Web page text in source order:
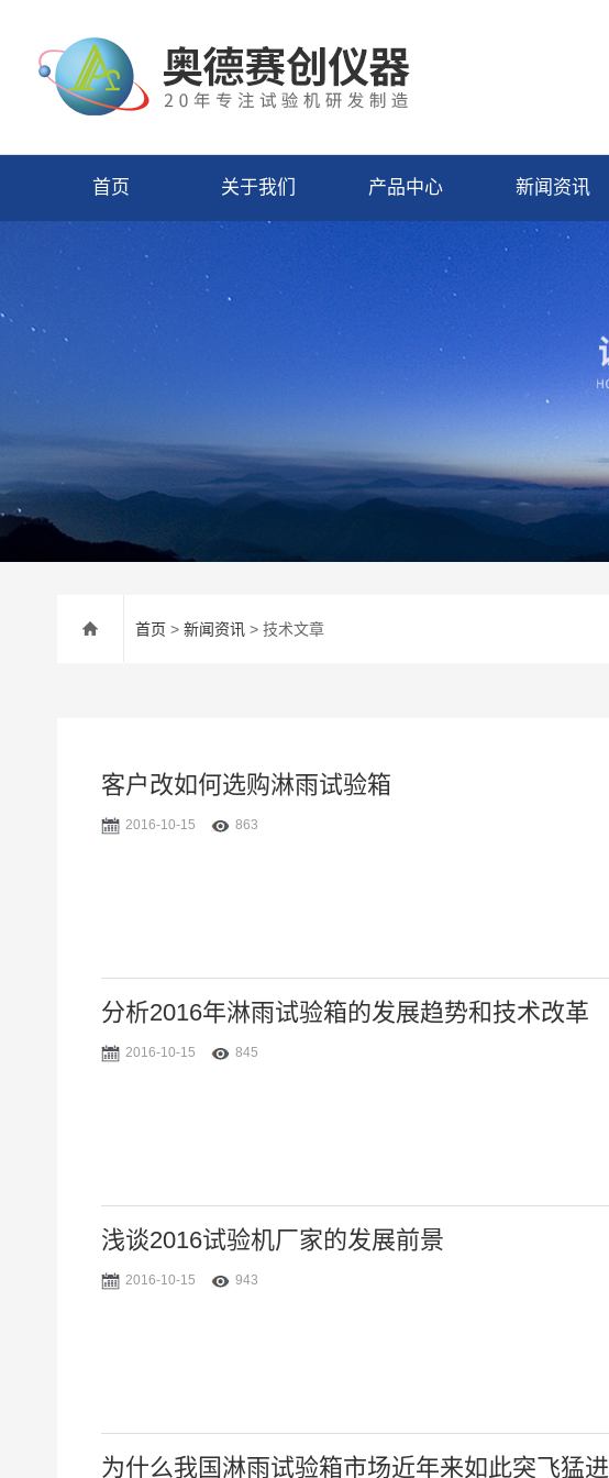
首页 关于我们 产品中心 新闻资讯
首页 > 新闻资讯 > 技术文章
客户改如何选购淋雨试验箱
2016-10-15 863
分析2016年淋雨试验箱的发展趋势和技术改革
2016-10-15 845
浅谈2016试验机厂家的发展前景
2016-10-15 943
为什么我国淋雨试验箱市场近年来如此突飞猛进